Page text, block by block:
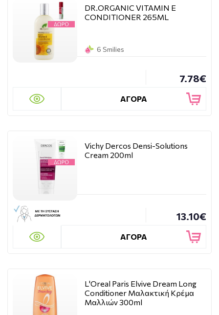
DR.ORGANIC VITAMIN E
CONDITIONER 265ML
6 Smilies
7.78€
ΑΓΟΡΑ
Vichy Dercos Densi-Solutions
Cream 200ml
13.10€
ΑΓΟΡΑ
L'Oreal Paris Elvive Dream Long
Conditioner Μαλακτική Κρέμα
Μαλλιών 300ml